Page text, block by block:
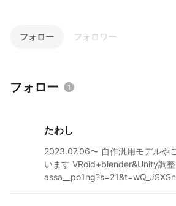
フォロー フォロワー
フォロー 1
たわし
2023.07.06〜 自作汎用モデルや
います VRoid+blender&Unity調